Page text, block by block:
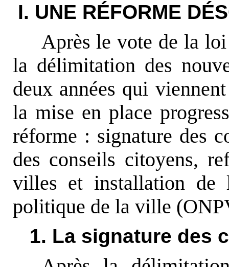
I. UNE RÉFORME
Après le vote de la
la délimitation des
deux années qui
la mise en place
réforme : signature des
des conseils citoyens,
villes et installation de
politique de la ville
1. La signature des